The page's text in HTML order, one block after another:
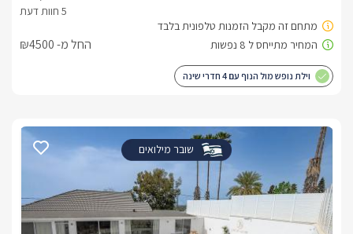
החל מ- ₪4500
וילת נופש מול הנוף עם 4 חדרי שינה
שובר מילואים